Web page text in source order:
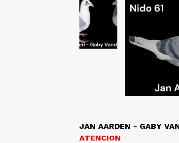
JAN AARDEN - GABY
ATENCION